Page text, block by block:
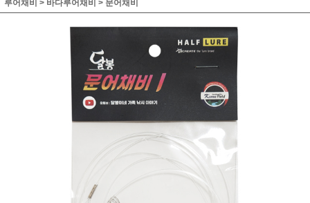
루어채비 > 바다루어채비 > 문어채비